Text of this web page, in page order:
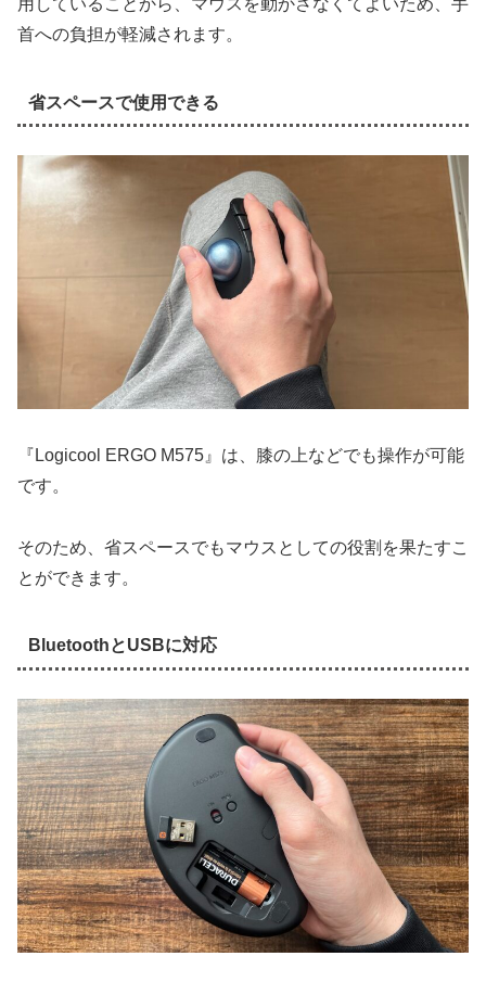
用していることから、マウスを動かさなくてよいため、手
首への負担が軽減されます。
省スペースで使用できる
『Logicool ERGO M575』は、膝の上などでも操作が可能
です。
そのため、省スペースでもマウスとしての役割を果たすこ
とができます。
BluetoothとUSBに対応